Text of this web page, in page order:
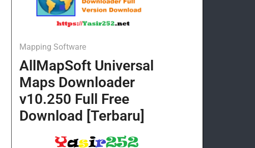
Mapping Software
AllMapSoft Universal
Maps Downloader
v10.250 Full Free
Download [Terbaru]